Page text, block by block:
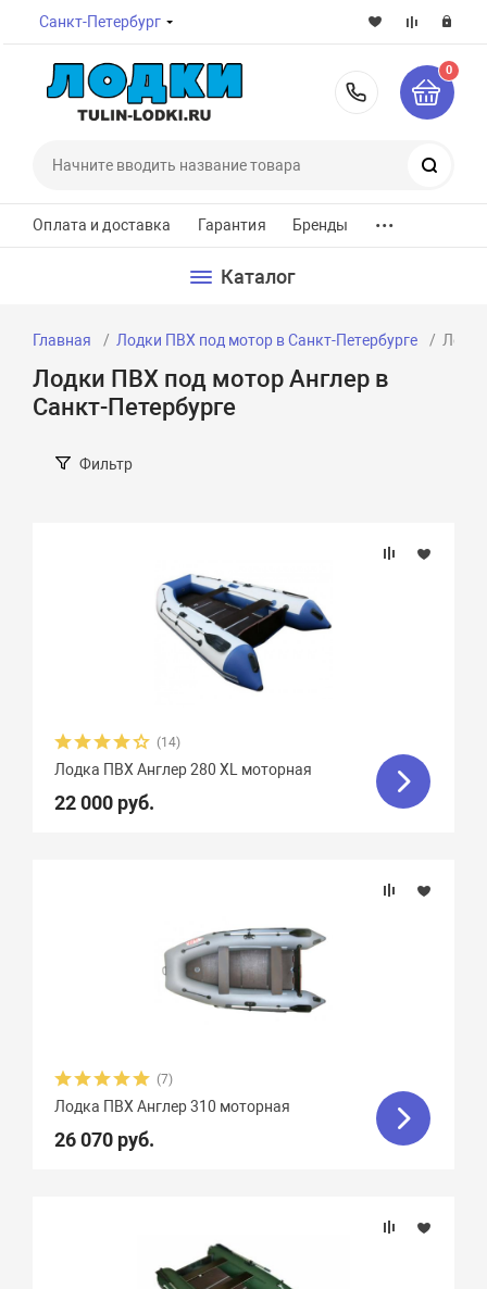
Санкт-Петербург
8-800-
0
Оплата и доставка Гарантия Бренды ...
Каталог
Главная Лодки ПВХ под мотор в Санкт-Петербурге
Лодки ПВХ под мотор Англер в
Санкт-Петербурге
Фильтр
Длина кокпита, см
Плотность ткани, г/м2
Пассажировместимость
(14)
Лодка ПВХ Англер 280 XL моторная
22 000 руб.
(7)
Лодка ПВХ Англер 310 моторная
26 070 руб.